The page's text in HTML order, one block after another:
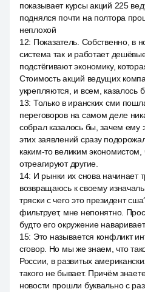
показывает курсы акций 225
поднялся почти на полтора
неплохой
12: Показатель. Собственно, в
система так и работает
подстёгивают экономику,
Стоимость акций ведущих
укрепляются, и всем, казалось
13: Только в иранских сми
переговоров на самом деле
собрал казалось бы, зачем
этих заявлений сразу
каким-то великим экономистом,
отреагируют другие.
14: И рынки их снова начинает
возвращаюсь к своему
тряски с чего это президент
фильтрует, мне непонятно.
будто его окружение
15: Это называется конфликт
сговор. Но мы же знаем, что
России, в развитых
такого не бывает. Причём
новости прошли буквально с